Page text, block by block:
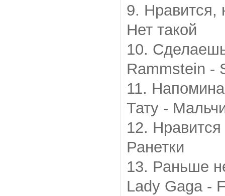
9. Нравится,
Нет такой
10.
Rammstein -
11.
Тату -
12.
Ранетки
13. Раньше
Lady Gaga -